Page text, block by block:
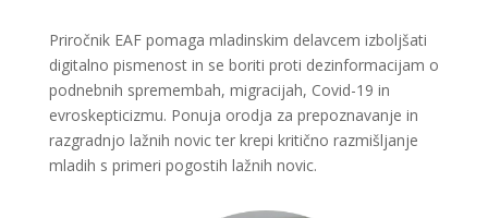
Priročnik EAF pomaga mladinskim delavcem izboljšati
digitalno pismenost in se boriti proti dezinformacijam o
podnebnih spremembah, migracijah, Covid-19 in
evroskepticizmu. Ponuja orodja za prepoznavanje in
razgradnjo lažnih novic ter krepi kritično razmišljanje
mladih s primeri pogostih lažnih novic.